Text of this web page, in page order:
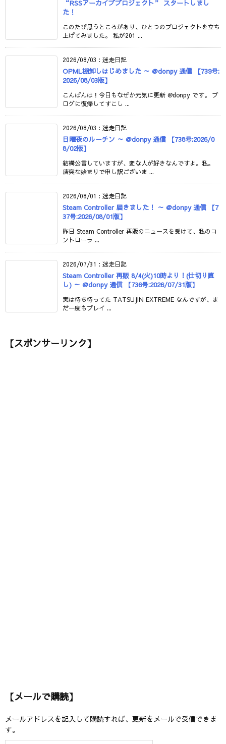
“RSSアーカイブプロジェクト” スタートしまし
た！
このたび思うところがあり、ひとつのプロジェクトを立ち
上げてみました。 私が201 ...
2026/08/03 : 迷走日記
OPML棚卸しはじめました ～ @donpy 通信 【739号:
2026/08/03版】
こんばんは！今日もなぜか元気に更新 @donpy です。 ブ
ログに復帰してすこし ...
2026/08/03 : 迷走日記
日曜夜のルーチン ～ @donpy 通信 【738号:2026/0
8/02版】
結構公言していますが、変な人が好きなんですよ。私。
唐突な始まりで申し訳ございま ...
2026/08/01 : 迷走日記
Steam Controller 届きました！ ～ @donpy 通信 【7
37号:2026/08/01版】
昨日 Steam Controller 再販のニュースを受けて、私のコ
ントローラ ...
2026/07/31 : 迷走日記
Steam Controller 再販 8/4(火)10時より！(仕切り直
し) ～ @donpy 通信 【736号:2026/07/31版】
実は待ち待ってた TATSUJIN EXTREME なんですが、ま
だ一度もプレイ ...
【スポンサーリンク】
【メールで購読】
メールアドレスを記入して購読すれば、更新をメールで受信できま
す。